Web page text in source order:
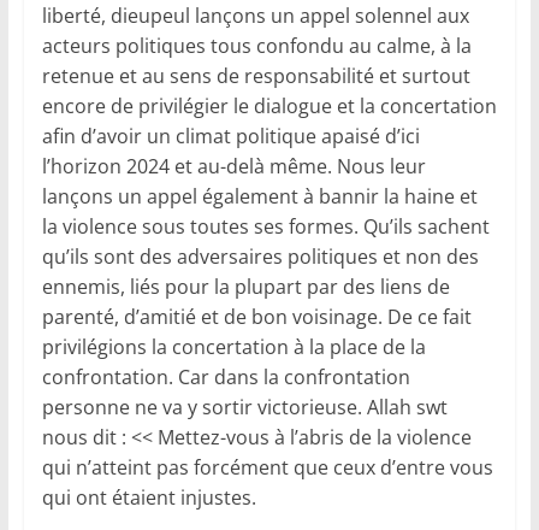
liberté, dieupeul lançons un appel solennel aux
acteurs politiques tous confondu au calme, à la
retenue et au sens de responsabilité et surtout
encore de privilégier le dialogue et la concertation
afin d’avoir un climat politique apaisé d’ici
l’horizon 2024 et au-delà même. Nous leur
lançons un appel également à bannir la haine et
la violence sous toutes ses formes. Qu’ils sachent
qu’ils sont des adversaires politiques et non des
ennemis, liés pour la plupart par des liens de
parenté, d’amitié et de bon voisinage. De ce fait
privilégions la concertation à la place de la
confrontation. Car dans la confrontation
personne ne va y sortir victorieuse. Allah swt
nous dit : << Mettez-vous à l’abris de la violence
qui n’atteint pas forcément que ceux d’entre vous
qui ont étaient injustes.